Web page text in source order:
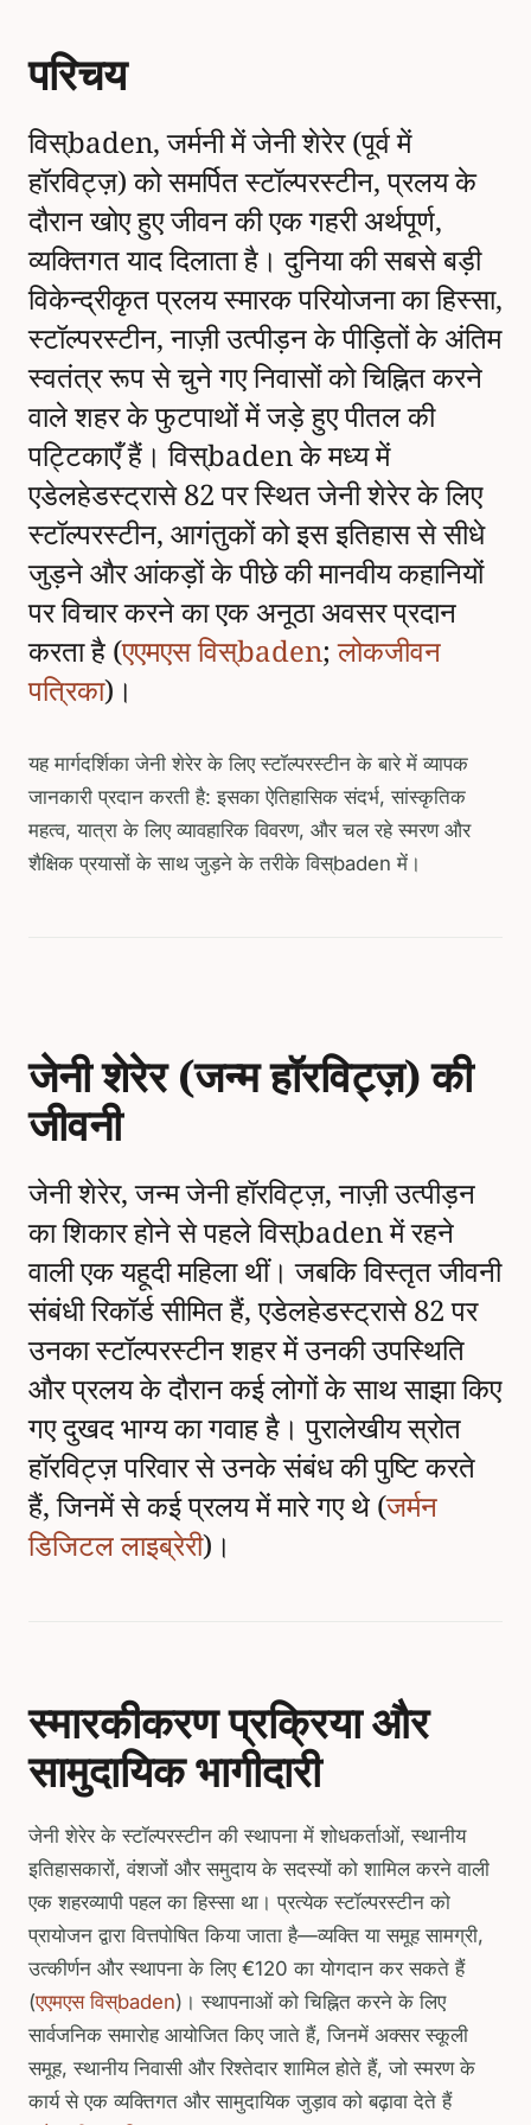
परिचय
विस्baden, जर्मनी में जेनी शेरेर (पूर्व में
हॉरविट्ज़) को समर्पित स्टॉल्परस्टीन, प्रलय के
दौरान खोए हुए जीवन की एक गहरी अर्थपूर्ण,
व्यक्तिगत याद दिलाता है। दुनिया की सबसे बड़ी
विकेन्द्रीकृत प्रलय स्मारक परियोजना का हिस्सा,
स्टॉल्परस्टीन, नाज़ी उत्पीड़न के पीड़ितों के अंतिम
स्वतंत्र रूप से चुने गए निवासों को चिह्नित करने
वाले शहर के फुटपाथों में जड़े हुए पीतल की
पट्टिकाएँ हैं। विस्baden के मध्य में
एडेलहेडस्ट्रासे 82 पर स्थित जेनी शेरेर के लिए
स्टॉल्परस्टीन, आगंतुकों को इस इतिहास से सीधे
जुड़ने और आंकड़ों के पीछे की मानवीय कहानियों
पर विचार करने का एक अनूठा अवसर प्रदान
करता है (एएमएस विस्baden;लोकजीवन
पत्रिका)।
यह मार्गदर्शिका जेनी शेरेर के लिए स्टॉल्परस्टीन के बारे में व्यापक
जानकारी प्रदान करती है: इसका ऐतिहासिक संदर्भ, सांस्कृतिक
महत्व, यात्रा के लिए व्यावहारिक विवरण, और चल रहे स्मरण और
शैक्षिक प्रयासों के साथ जुड़ने के तरीके विस्baden में।
जेनी शेरेर (जन्म हॉरविट्ज़) की
जीवनी
जेनी शेरेर, जन्म जेनी हॉरविट्ज़, नाज़ी उत्पीड़न
का शिकार होने से पहले विस्baden में रहने
वाली एक यहूदी महिला थीं। जबकि विस्तृत जीवनी
संबंधी रिकॉर्ड सीमित हैं, एडेलहेडस्ट्रासे 82 पर
उनका स्टॉल्परस्टीन शहर में उनकी उपस्थिति
और प्रलय के दौरान कई लोगों के साथ साझा किए
गए दुखद भाग्य का गवाह है। पुरालेखीय स्रोत
हॉरविट्ज़ परिवार से उनके संबंध की पुष्टि करते
हैं, जिनमें से कई प्रलय में मारे गए थे (जर्मन
डिजिटल लाइब्रेरी)।
स्मारकीकरण प्रक्रिया और
सामुदायिक भागीदारी
जेनी शेरेर के स्टॉल्परस्टीन की स्थापना में शोधकर्ताओं, स्थानीय
इतिहासकारों, वंशजों और समुदाय के सदस्यों को शामिल करने वाली
एक शहरव्यापी पहल का हिस्सा था। प्रत्येक स्टॉल्परस्टीन को
प्रायोजन द्वारा वित्तपोषित किया जाता है—व्यक्ति या समूह सामग्री,
उत्कीर्णन और स्थापना के लिए €120 का योगदान कर सकते हैं
(एएमएस विस्baden)। स्थापनाओं को चिह्नित करने के लिए
सार्वजनिक समारोह आयोजित किए जाते हैं, जिनमें अक्सर स्कूली
समूह, स्थानीय निवासी और रिश्तेदार शामिल होते हैं, जो स्मरण के
कार्य से एक व्यक्तिगत और सामुदायिक जुड़ाव को बढ़ावा देते हैं